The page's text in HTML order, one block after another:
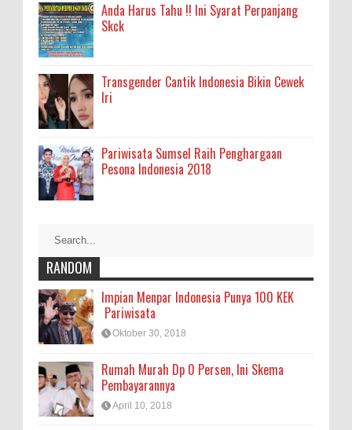
Anda Harus Tahu !! Ini Syarat Perpanjang
Skck
Transgender Cantik Indonesia Bikin Cewek
Iri
Pariwisata Sumsel Raih Penghargaan
Pesona Indonesia 2018
RANDOM
Impian Menpar Indonesia Punya 100 KEK
Pariwisata
Oktober 30, 2018
Rumah Murah Dp 0 Persen, Ini Skema
Pembayarannya
April 10, 2018